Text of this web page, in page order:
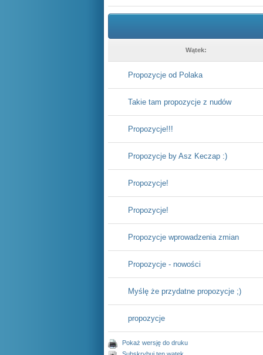
Wątek:
Propozycje od Polaka
Takie tam propozycje z nudów
Propozycje!!!
Propozycje by Asz Keczap :)
Propozycje!
Propozycje!
Propozycje wprowadzenia zmian
Propozycje - nowości
Myślę że przydatne propozycje ;)
propozycje
Pokaż wersję do druku